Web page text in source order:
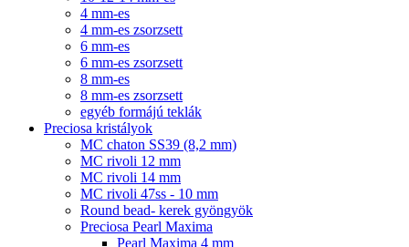
4 mm-es
4 mm-es zsorzsett
6 mm-es
6 mm-es zsorzsett
8 mm-es
8 mm-es zsorzsett
egyéb formájú teklák
Preciosa kristályok
MC chaton SS39 (8,2 mm)
MC rivoli 12 mm
MC rivoli 14 mm
MC rivoli 47ss - 10 mm
Round bead- kerek gyöngyök
Preciosa Pearl Maxima
Pearl Maxima 4 mm